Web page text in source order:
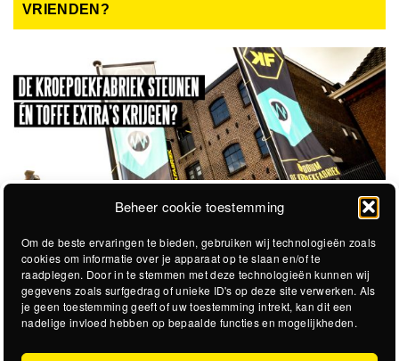
Beheer cookie toestemming
Om de beste ervaringen te bieden, gebruiken wij technologieën zoals
cookies om informatie over je apparaat op te slaan en/of te
raadplegen. Door in te stemmen met deze technologieën kunnen wij
gegevens zoals surfgedrag of unieke ID's op deze site verwerken. Als
je geen toestemming geeft of uw toestemming intrekt, kan dit een
nadelige invloed hebben op bepaalde functies en mogelijkheden.
VRIENDEN?